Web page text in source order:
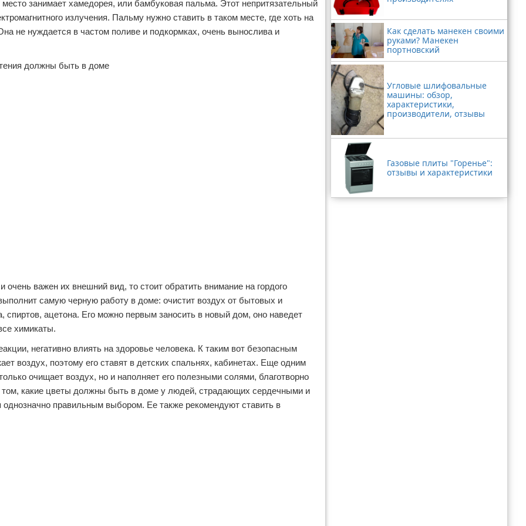
занимает хамедорея, или бамбуковая пальма. Этот непритязательный
излучения. Пальму нужно ставить в таком месте, где хоть на
не нуждается в частом поливе и подкормках, очень вынослива и
важен их внешний вид, то стоит обратить внимание на гордого
самую черную работу в доме: очистит воздух от бытовых и
ацетона. Его можно первым заносить в новый дом, оно наведет
химикаты.
негативно влиять на здоровье человека. К таким вот безопасным
воздух, поэтому его ставят в детских спальнях, кабинетах. Еще одним
очищает воздух, но и наполняет его полезными солями, благотворно
какие цветы должны быть в доме у людей, страдающих сердечными и
правильным выбором. Ее также рекомендуют ставить в
Как сделать манекен своими
руками? Манекен
портновский
Угловые шлифовальные
машины: обзор,
характеристики,
производители, отзывы
Газовые плиты "Горенье":
отзывы и характеристики